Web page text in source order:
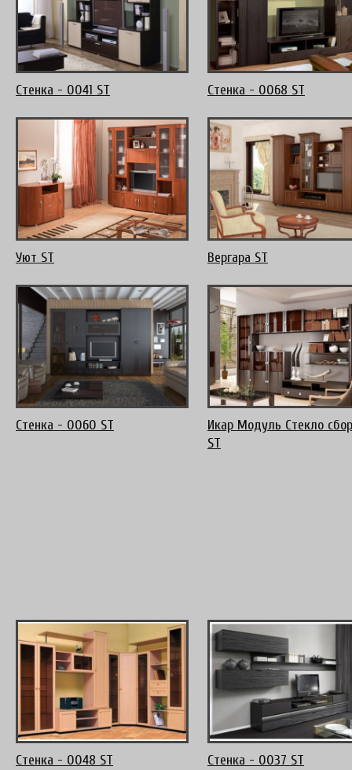
Стенка - 0041 ST Стенка - 0068 ST
Уют ST Вергара ST
Стенка - 0060 ST
Икар Модуль Стекло
ST
Стенка - 0048 ST Стенка - 0037 ST